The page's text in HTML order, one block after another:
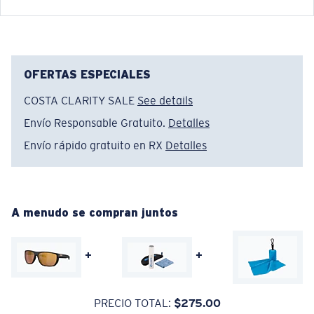
rostros más anchos.
Estrecho
ENLACE MOLECULAR C-WALL®
POLARIZED FILM
ENLACE MOLECULAR C-WALL
Claridad superior y resistencia a los rayones
OFERTAS ESPECIALES
COSTA CLARITY SALE See details
Envío Responsable Gratuito. Detalles
Envío rápido gratuito en RX Detalles
A menudo se compran juntos
+ +
PRECIO TOTAL: $275.00